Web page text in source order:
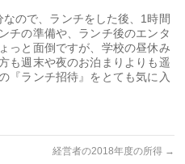
ので、ランチをした後、1時間
チの準備や、ランチ後のエンタ
っと面倒ですが、学校の昼休み
も週末や夜のお泊まりよりも遥
『ランチ招待』をとても気に入
経営者の2018年度の所得 →